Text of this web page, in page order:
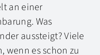
an einer
Was
aussteigt? Viele
wenn es schon zu